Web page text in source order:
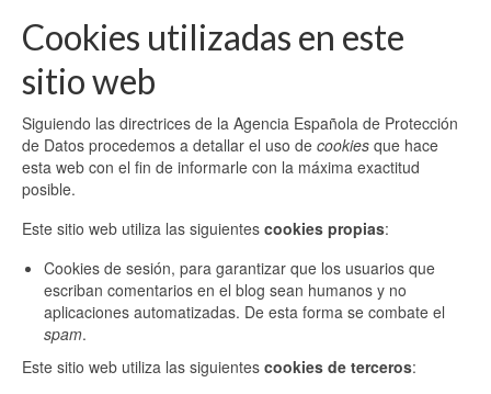
Blog
Contacto
Cookies utilizadas en este
sitio web
Siguiendo las directrices de la Agencia Española de Protección
de Datos procedemos a detallar el uso de cookies que hace
esta web con el fin de informarle con la máxima exactitud
posible.
Este sitio web utiliza las siguientes cookies propias:
Cookies de sesión, para garantizar que los usuarios que
escriban comentarios en el blog sean humanos y no
aplicaciones automatizadas. De esta forma se combate el
spam.
Este sitio web utiliza las siguientes cookies de terceros: